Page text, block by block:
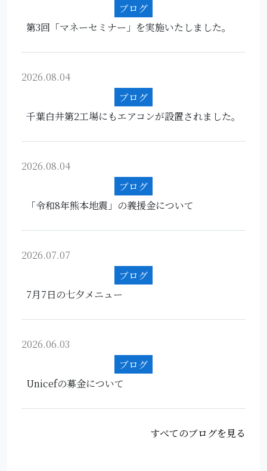
ブログ
第3回「マネーセミナー」を実施いたしました。
2026.08.04
ブログ
千葉白井第2工場にもエアコンが設置されました。
2026.08.04
ブログ
「令和8年熊本地震」の義援金について
2026.07.07
ブログ
7月7日の七夕メニュー
2026.06.03
ブログ
Unicefの募金について
すべてのブログを見る